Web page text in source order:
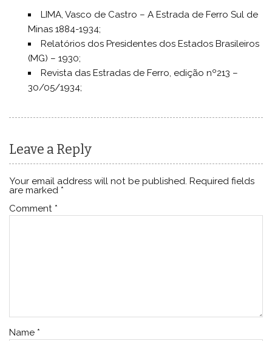
LIMA, Vasco de Castro – A Estrada de Ferro Sul de
Minas 1884-1934;
Relatórios dos Presidentes dos Estados Brasileiros
(MG) – 1930;
Revista das Estradas de Ferro, edição nº213 –
30/05/1934;
Leave a Reply
Your email address will not be published. Required fields
are marked *
Comment *
Name *